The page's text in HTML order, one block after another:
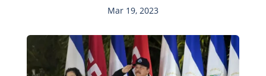
Mar 19, 2023